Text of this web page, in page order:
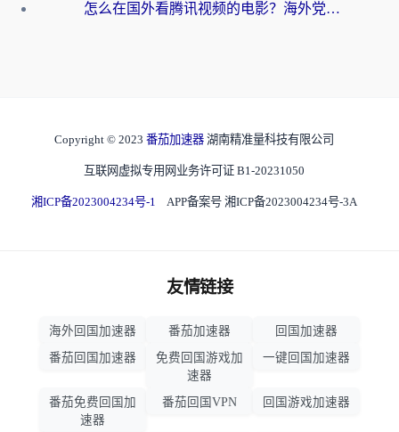
怎么在国外看腾讯视频的电影？海外党亲测有效的回国加速指南
Copyright © 2023 番茄加速器 湖南精准量科技有限公司
互联网虚拟专用网业务许可证 B1-20231050
湘ICP备2023004234号-1 APP备案号 湘ICP备2023004234号-3A
友情链接
海外回国加速器 番茄加速器
回国加速器
番茄回国加速器
免费回国游戏加
速器
一键回国加速器
番茄免费回国加
速器
番茄回国VPN 回国游戏加速器